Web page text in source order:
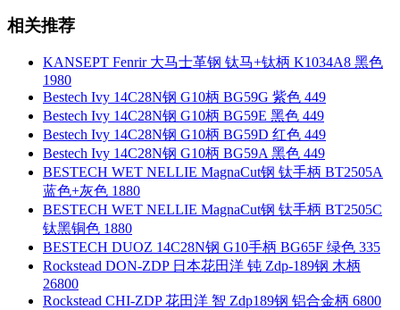
相关推荐
KANSEPT Fenrir 大马士革钢 钛马+钛柄 K1034A8 黑色
1980
Bestech Ivy 14C28N钢 G10柄 BG59G 紫色 449
Bestech Ivy 14C28N钢 G10柄 BG59E 黑色 449
Bestech Ivy 14C28N钢 G10柄 BG59D 红色 449
Bestech Ivy 14C28N钢 G10柄 BG59A 黑色 449
BESTECH WET NELLIE MagnaCut钢 钛手柄 BT2505A
蓝色+灰色 1880
BESTECH WET NELLIE MagnaCut钢 钛手柄 BT2505C
钛黑铜色 1880
BESTECH DUOZ 14C28N钢 G10手柄 BG65F 绿色 335
Rockstead DON-ZDP 日本花田洋 钝 Zdp-189钢 木柄
26800
Rockstead CHI-ZDP 花田洋 智 Zdp189钢 铝合金柄 6800